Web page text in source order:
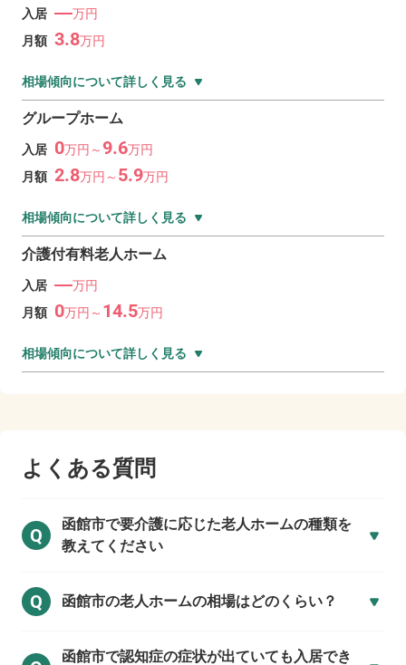
入居 ―万円
月額 3.8万円
相場傾向について詳しく見る
グループホーム
入居 0万円～ 9.6万円
月額 2.8万円～ 5.9万円
相場傾向について詳しく見る
介護付有料老人ホーム
入居 ―万円
月額 0万円～ 14.5万円
相場傾向について詳しく見る
よくある質問
Q
函館市で要介護に応じた老人ホームの種類を
教えてください
Q 函館市の老人ホームの相場はどのくらい？
函館市で認知症の症状が出ていても入居でき